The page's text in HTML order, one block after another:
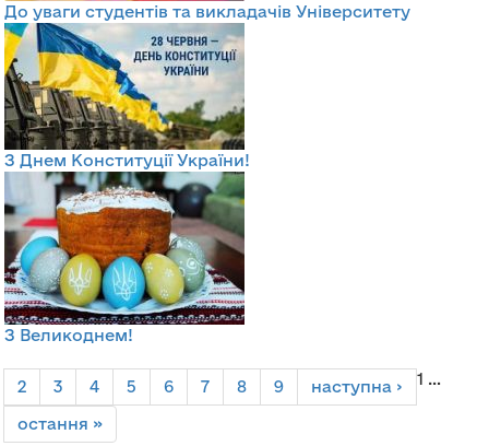
До уваги студентів та викладачів Університету
З Днем Конституції України!
З Великоднем!
Сторінки 1
2 3 4 5 6 7 8 9 …
наступна ›
остання »